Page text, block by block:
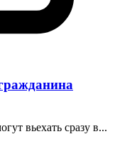
вьехать сразу в...